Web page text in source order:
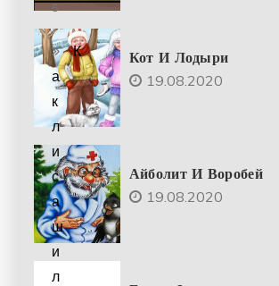
Кот И Лодыри
19.08.2020
Айболит И Воробей
19.08.2020
5
К
а
к
л
и
с
а
ш
и
л